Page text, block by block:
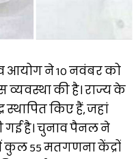
आयोग ने 10 नवंबर को
की है। राज्य के
किए हैं, जहां
गई है। चुनाव पैनल ने
कुल 55 मतगणना केंद्रों